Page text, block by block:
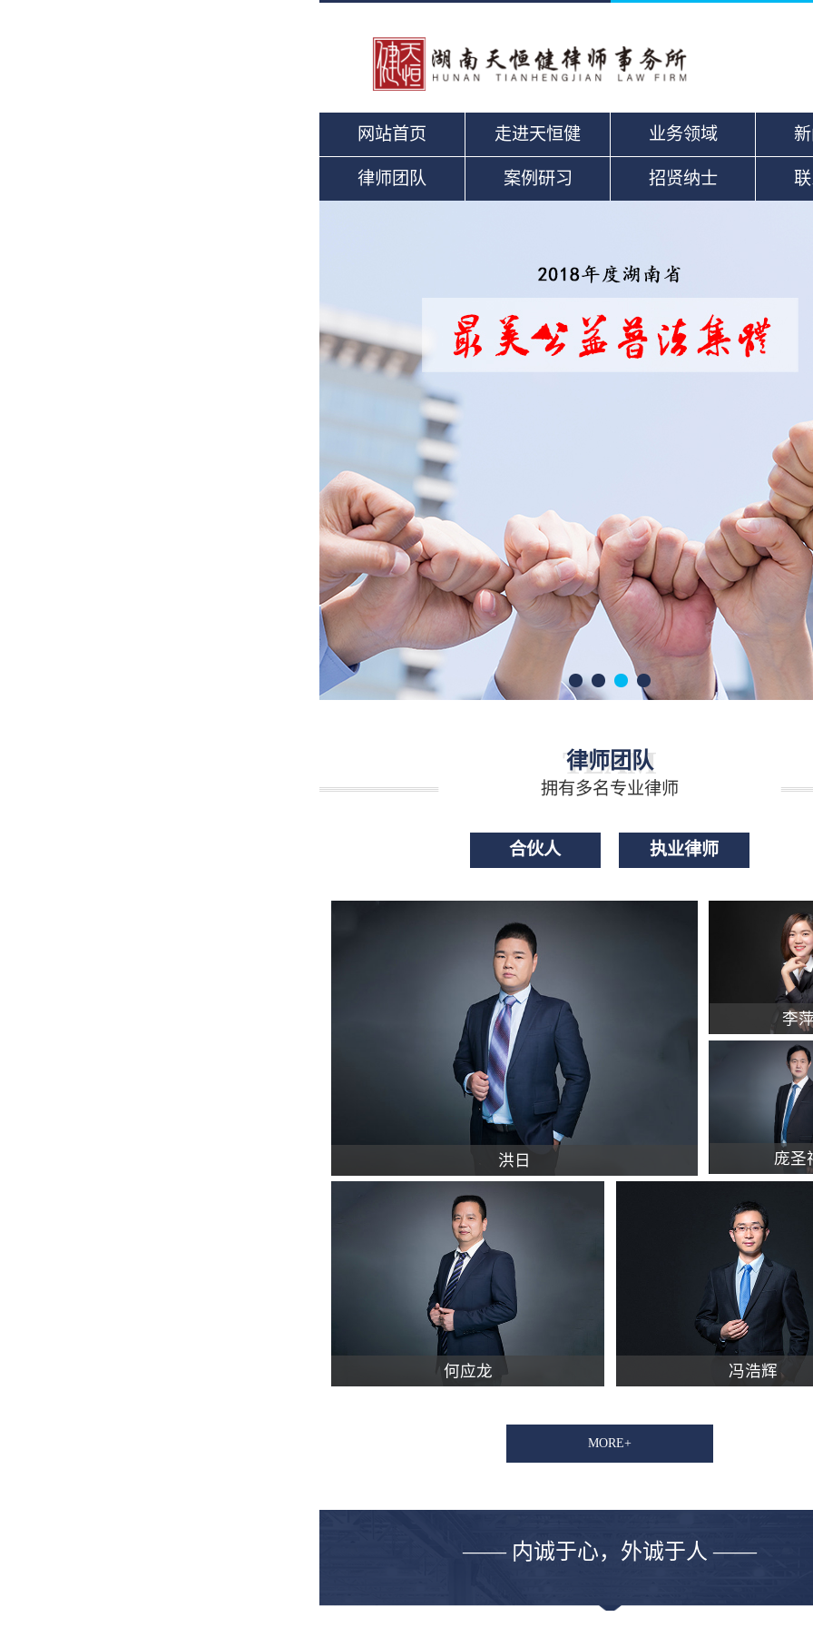
网站首页 走进天恒健 业务领域
律师团队 案例研习 招贤纳士
TEAM
律师团队
拥有多名专业律师
合伙人 执业律师
洪日
李
庞圣
何应龙 冯浩辉
MORE+
—— 内诚于心，外诚于人 ——